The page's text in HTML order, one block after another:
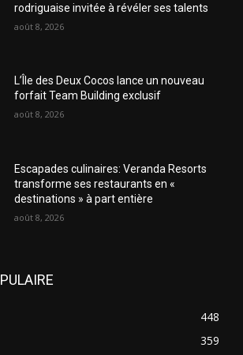
rodriguaise invitée à révéler ses talents
août 8, 2026
L’Île des Deux Cocos lance un nouveau
forfait Team Building exclusif
août 8, 2026
Escapades culinaires: Veranda Resorts
transforme ses restaurants en «
destinations » à part entière
août 8, 2026
448
359